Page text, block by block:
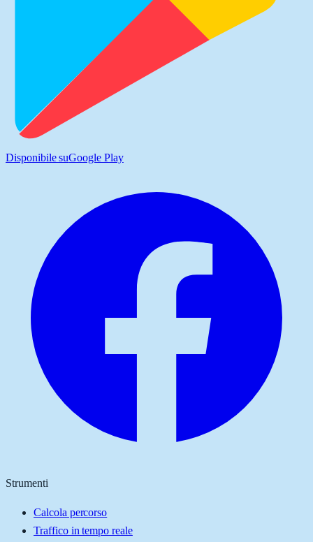
Disponibile suGoogle Play
Strumenti
Calcola percorso
Traffico in tempo reale